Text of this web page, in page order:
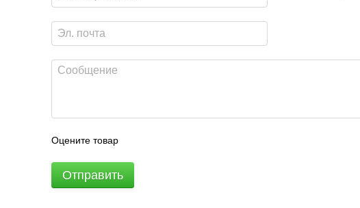
Оцените товар
Отправить